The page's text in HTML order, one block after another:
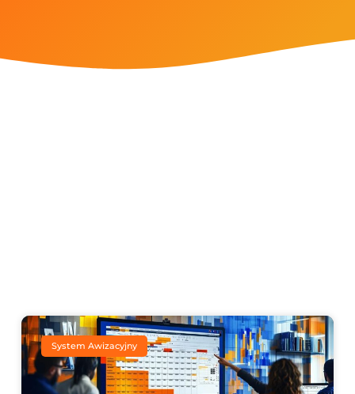
System Awizacyjny